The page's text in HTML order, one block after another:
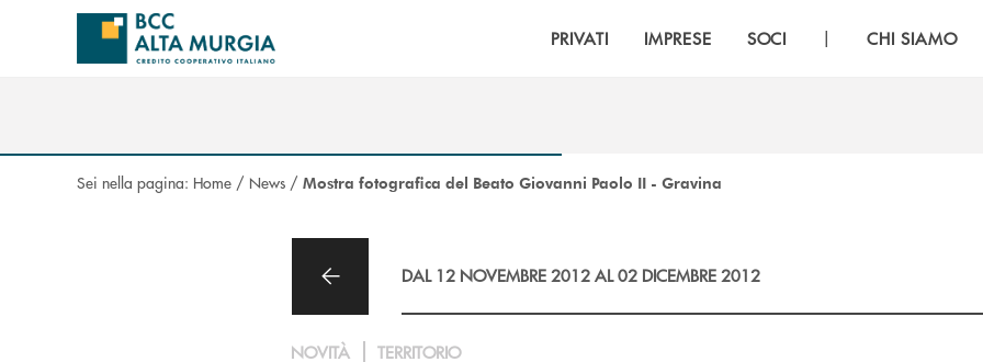
Salta al contenuto principale
PRIVATI IMPRESE SOCI | CHI SIAMO
Sei nella pagina: Home / News / Mostra fotografica del Beato Giovanni Paolo II - Gravina
DAL 12 NOVEMBRE 2012 AL 02 DICEMBRE 2012
NOVITÀ TERRITORIO